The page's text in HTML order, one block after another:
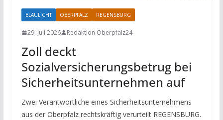
BLAULICHT OBERPFALZ REGENSBURG
29. Juli 2026 Redaktion Oberpfalz24
Zoll deckt
Sozialversicherungsbetrug bei
Sicherheitsunternehmen auf
Zwei Verantwortliche eines Sicherheitsunternehmens
aus der Oberpfalz rechtskräftig verurteilt REGENSBURG.